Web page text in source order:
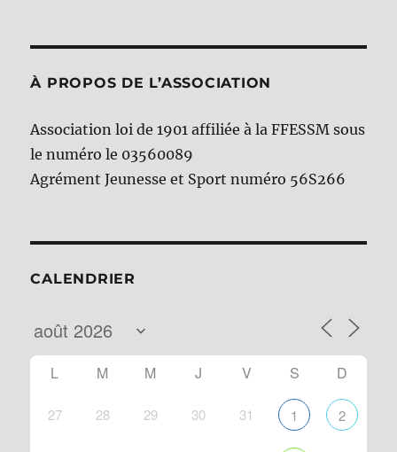
À PROPOS DE L’ASSOCIATION
Association loi de 1901 affiliée à la FFESSM sous
le numéro le 03560089
Agrément Jeunesse et Sport numéro 56S266
CALENDRIER
L M M J V S D
27 28 29 30 31 1 2